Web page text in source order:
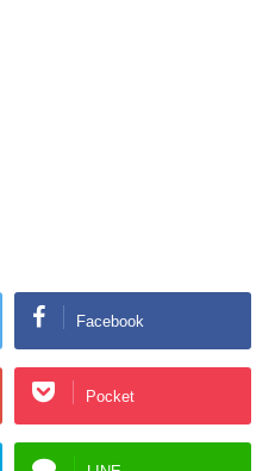
Facebook
Pocket